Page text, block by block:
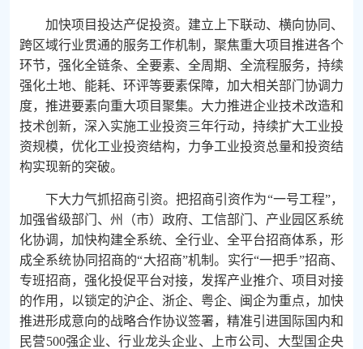
加快项目投达产促投资。建立上下联动、横向协同、
跨区域行业贯通的服务工作机制，聚焦重大项目推进各个
环节，强化全链条、全要素、全周期、全流程服务，持续
强化土地、能耗、环评等要素保障，加大相关部门协调力
度，推进要素向重大项目聚集。大力推进企业技术改造和
技术创新，深入实施工业投资三年行动，持续扩大工业投
资规模，优化工业投资结构，力争工业投资总量和投资结
构实现新的突破。
下大力气抓招商引资。把招商引资作为“一号工程”，
加强省级部门、州（市）政府、工信部门、产业园区系统
化协调，加快构建全系统、全行业、全平台招商体系，形
成全系统协同招商的“大招商”机制。实行“一把手”招商、
专班招商，强化投促平台对接，发挥产业推介、项目对接
的作用，以锁定的沪企、浙企、粤企、闽企为重点，加快
推进形成意向的战略合作协议签署，精准引进国际国内和
民营500强企业、行业龙头企业、上市公司、大型国企央